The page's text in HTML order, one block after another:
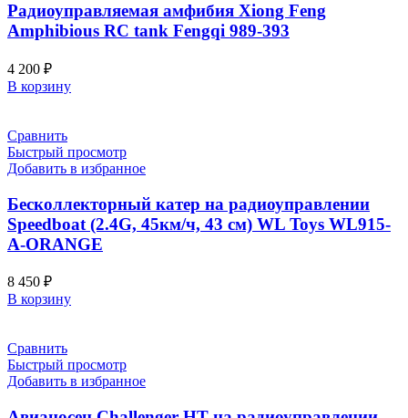
Радиоуправляемая амфибия Xiong Feng
Amphibious RC tank Fengqi 989-393
4 200 ₽
В корзину
Сравнить
Быстрый просмотр
Добавить в избранное
Бесколлекторный катер на радиоуправлении
Speedboat (2.4G, 45км/ч, 43 см) WL Toys WL915-
A-ORANGE
8 450 ₽
В корзину
Сравнить
Быстрый просмотр
Добавить в избранное